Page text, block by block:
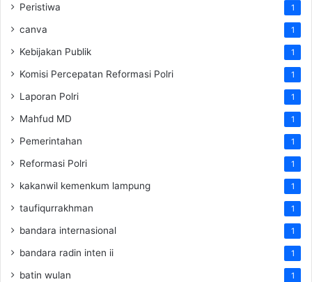
Peristiwa 1
canva 1
Kebijakan Publik 1
Komisi Percepatan Reformasi Polri 1
Laporan Polri 1
Mahfud MD 1
Pemerintahan 1
Reformasi Polri 1
kakanwil kemenkum lampung 1
taufiqurrakhman 1
bandara internasional 1
bandara radin inten ii 1
batin wulan 1